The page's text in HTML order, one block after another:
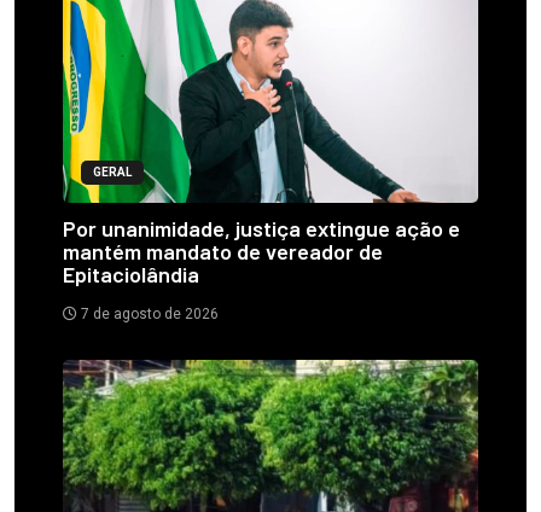
GERAL
Por unanimidade, justiça extingue ação e
mantém mandato de vereador de
Epitaciolândia
7 de agosto de 2026